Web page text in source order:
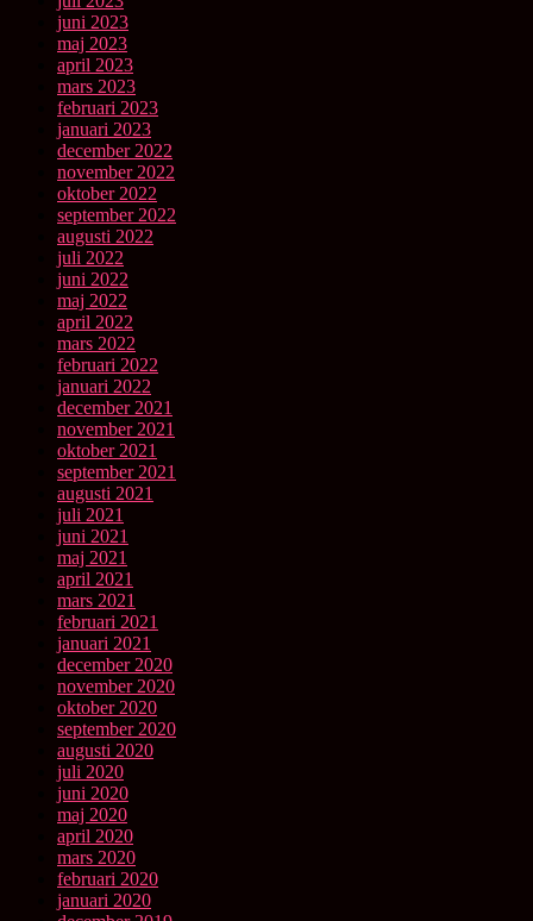
juni 2023
maj 2023
april 2023
mars 2023
februari 2023
januari 2023
december 2022
november 2022
oktober 2022
september 2022
augusti 2022
juli 2022
juni 2022
maj 2022
april 2022
mars 2022
februari 2022
januari 2022
december 2021
november 2021
oktober 2021
september 2021
augusti 2021
juli 2021
juni 2021
maj 2021
april 2021
mars 2021
februari 2021
januari 2021
december 2020
november 2020
oktober 2020
september 2020
augusti 2020
juli 2020
juni 2020
maj 2020
april 2020
mars 2020
februari 2020
januari 2020